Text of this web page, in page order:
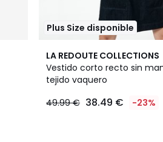
Plus Size disponible
LA REDOUTE COLLECTIONS
Vestido corto recto sin
tejido vaquero
49.99 € 38.49 € -23%
5
/
5